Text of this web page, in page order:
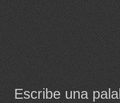
Escribe una